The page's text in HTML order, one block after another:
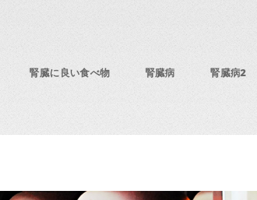
腎臓に良い食べ物 腎臓病 腎臓病2